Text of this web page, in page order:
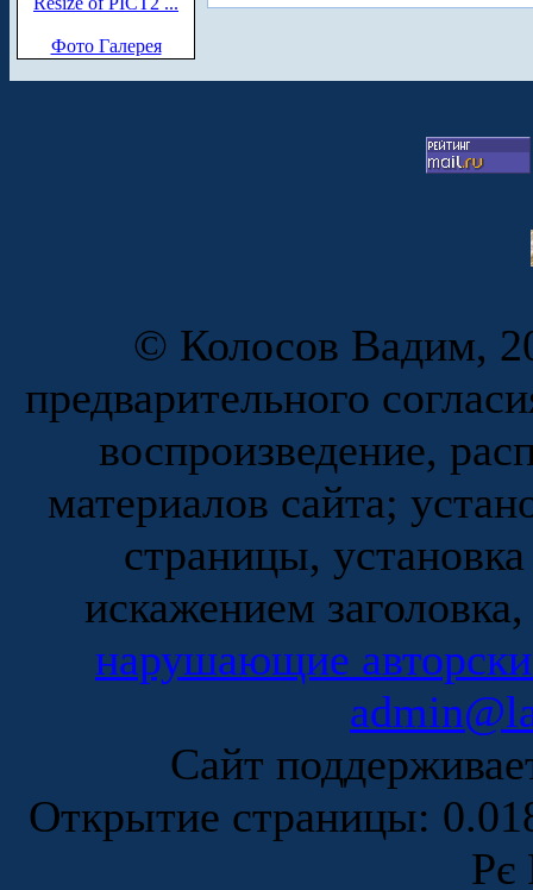
Фото Галерея
© Колосов Вадим,
предварительного
воспроизведение,
материалов сайта;
страницы,
искажением
нарушающие
Сайт
Открытие страницы:
Рє